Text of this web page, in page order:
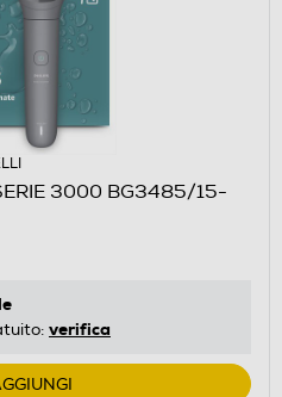
3000 BG3485/15-
verifica